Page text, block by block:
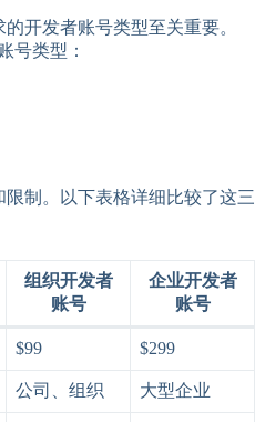
开发者账号类型至关重要。
号类型：
制。以下表格详细比较了这三
组织开发者
账号
企业开发者
账号
$99 $299
公司、组织 大型企业